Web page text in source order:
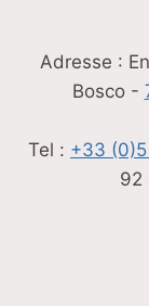
Adresse :
Bosco -
Tel : +33
92